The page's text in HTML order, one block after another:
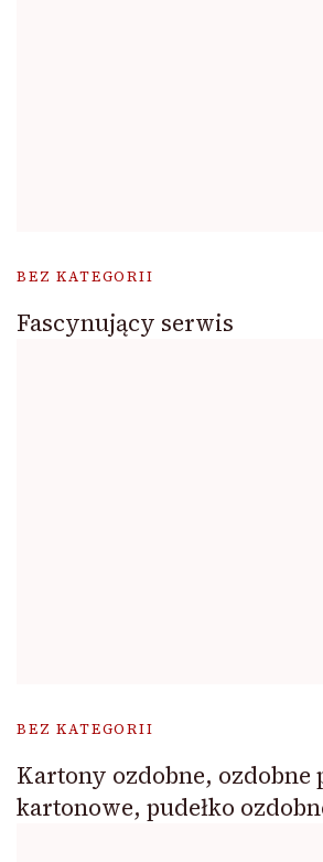
BEZ KATEGORII
Fascynujący serwis
BEZ KATEGORII
Kartony ozdobne, ozdobne
kartonowe, pudełko